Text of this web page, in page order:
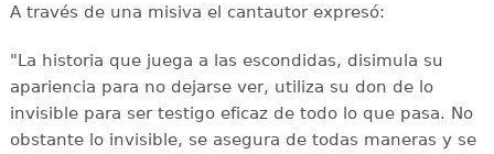
A través de una misiva el cantautor expresó:
"La historia que juega a las escondidas, disimula su
apariencia para no dejarse ver, utiliza su don de lo
invisible para ser testigo eficaz de todo lo que pasa. No
obstante lo invisible, se asegura de todas maneras y se